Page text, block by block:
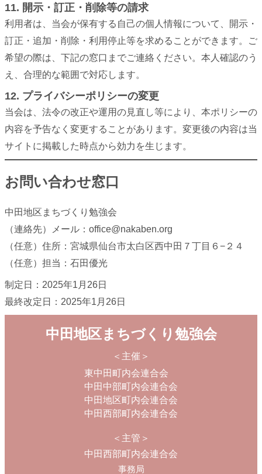
11. 開示・訂正・削除等の請求
利用者は、当会が保有する自己の個人情報について、開示・
訂正・追加・削除・利用停止等を求めることができます。ご
希望の際は、下記の窓口までご連絡ください。本人確認のう
え、合理的な範囲で対応します。
12. プライバシーポリシーの変更
当会は、法令の改正や運用の見直し等により、本ポリシーの
内容を予告なく変更することがあります。変更後の内容は当
サイトに掲載した時点から効力を生じます。
お問い合わせ窓口
中田地区まちづくり勉強会
（連絡先）メール：office@nakaben.org
（任意）住所：宮城県仙台市太白区西中田７丁目６−２４
（任意）担当：石田優光
制定日：2025年1月26日
最終改定日：2025年1月26日
中田地区まちづくり勉強会
＜主催＞
東中田町内会連合会
中田中部町内会連合会
中田地区町内会連合会
中田西部町内会連合会
＜主管＞
中田西部町内会連合会
事務局